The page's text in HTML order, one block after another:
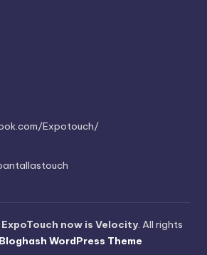
Expotouch/
ExpoTouch now is Velocity. All rights
Bloghash WordPress Theme